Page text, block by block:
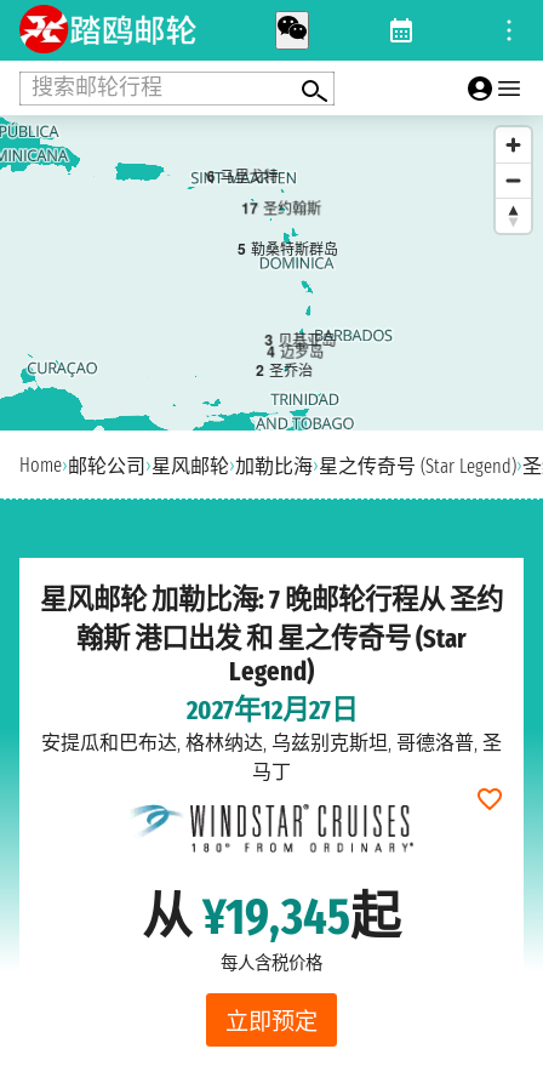
搜索邮轮行程
17 圣约翰斯
2 圣乔治
3 贝基亚岛
4 迈罗岛
5 勒桑特斯群岛
6 马里戈特
Home›邮轮公司 ›星风邮轮›加勒比海›星之传奇号 (Star Legend)›
星风邮轮 加勒比海: 7 晚邮轮行程从 圣约
翰斯 港口出发 和 星之传奇号 (Star
Legend)
2027年12月27日
安提瓜和巴布达, 格林纳达, 乌兹别克斯坦, 哥德洛普, 圣
马丁
从¥19,345起
每人含税价格
立即预定